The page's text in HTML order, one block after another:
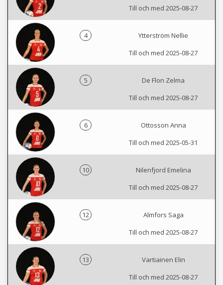
Till och med 2025-08-27
4
Ytterström Nellie
Till och med 2025-08-27
5
De Flon Zelma
Till och med 2025-08-27
6
Ottosson Anna
Till och med 2025-05-31
10
Nilenfjord Emelina
Till och med 2025-08-27
12
Almfors Saga
Till och med 2025-08-27
13
Vartiainen Elin
Till och med 2025-08-27